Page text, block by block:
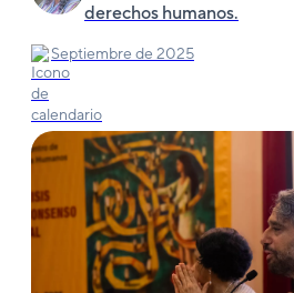
derechos humanos.
Septiembre de 2025